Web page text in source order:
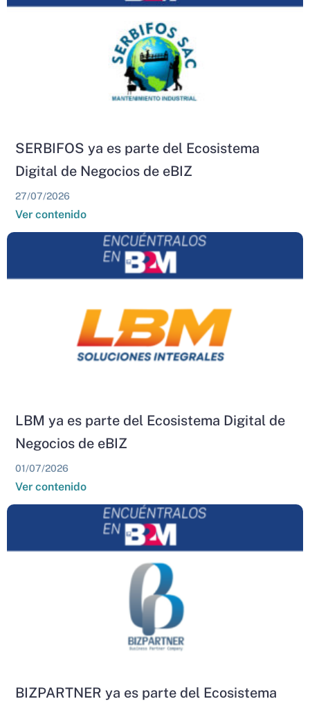
SERBIFOS ya es parte del Ecosistema
Digital de Negocios de eBIZ
27/07/2026
Ver contenido
LBM ya es parte del Ecosistema Digital de
Negocios de eBIZ
01/07/2026
Ver contenido
BIZPARTNER ya es parte del Ecosistema